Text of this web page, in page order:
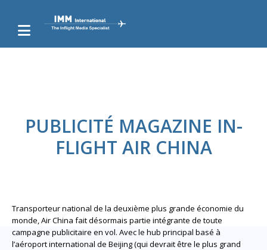
PUBLICITÉ MAGAZINE IN-
FLIGHT AIR CHINA
Transporteur national de la deuxième plus grande économie du
monde, Air China fait désormais partie intégrante de toute
campagne publicitaire en vol. Avec le hub principal basé à
l’aéroport international de Beijing (qui devrait être le plus grand